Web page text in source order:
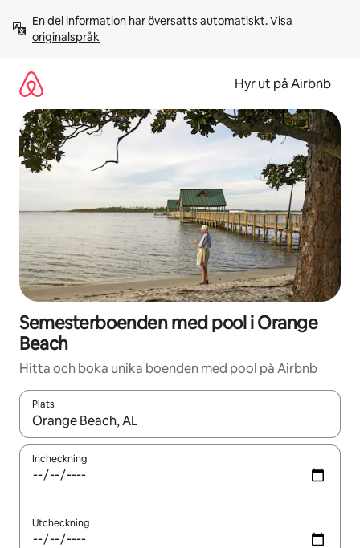
innehåll
En del information har översatts automatiskt. Visa
originalspråk
Hyr ut på Airbnb
Semesterboenden med pool i Orange
Beach
Hitta och boka unika boenden med pool på Airbnb
Plats
När resultaten är tillgängliga kan du navigera med upp- och
Incheckning
Utcheckning